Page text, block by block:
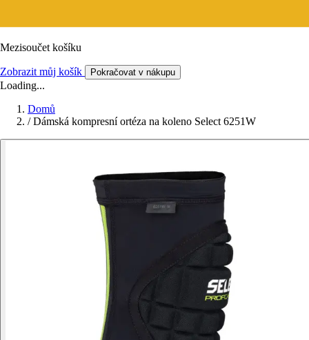
Mezisoučet košíku
Zobrazit můj košík Pokračovat v nákupu
Loading...
Domů
/ Dámská kompresní ortéza na koleno Select 6251W